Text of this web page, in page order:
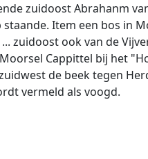
zuidoost Abrahanm
Item een bos in
ook van de
Cappittel bij het
de beek tegen
vermeld als voogd.